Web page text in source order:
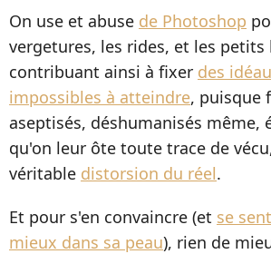
On use et abuse de Photoshop
vergetures, les rides, et les petits
contribuant ainsi à fixer des
impossibles à atteindre, puisque
aseptisés, déshumanisés même,
qu'on leur ôte toute trace de
véritable distorsion du réel.
Et pour s'en convaincre (et se
mieux dans sa peau), rien de